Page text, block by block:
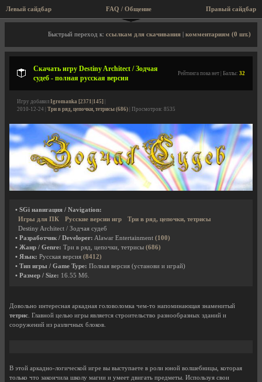
Левый сайдбар Правый сайдбар
FAQ / Общение
Описание игры, скриншоты, видео
Быстрый переход к: ссылкам для скачивания комментариям (0 шт.)
Скачать игру Destiny Architect / Зодчая
судеб - полная русская версия
Рейтинга пока нет | Баллы: 32
Игру добавил Igromanka [2371|145]
2010-12-24 | Три в ряд, цепочки, тетрисы (686) | Просмотров: 8535
• SGi навигация / Navigation:
Игры для ПК
Русские версии игр
Три в ряд, цепочки, тетрисы
Destiny Architect / Зодчая судеб
• Разработчик / Developer: Alawar Entertainment (100)
• Жанр / Genre: Три в ряд, цепочки, тетрисы (686)
• Язык: Русская версия (8412)
• Тип игры / Game Type: Полная версия (установи и играй)
• Размер / Size: 16.55 Мб.
Довольно интересная аркадная головоломка чем-то напоминающая знаменитый
тетрис. Главной целью игры является строительство разнообразных зданий и
сооружений из различных блоков.
В этой аркадно-логической игре вы выступаете в роли юной волшебницы, которая
только что закончила школу магии и умеет двигать предметы. Используя свои